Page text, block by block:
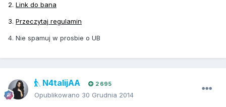
2. Link do bana
3. Przeczytaj regulamin
4. Nie spamuj w prosbie o UB
N4talijAA 2 695
Opublikowano 30 Grudnia 2014